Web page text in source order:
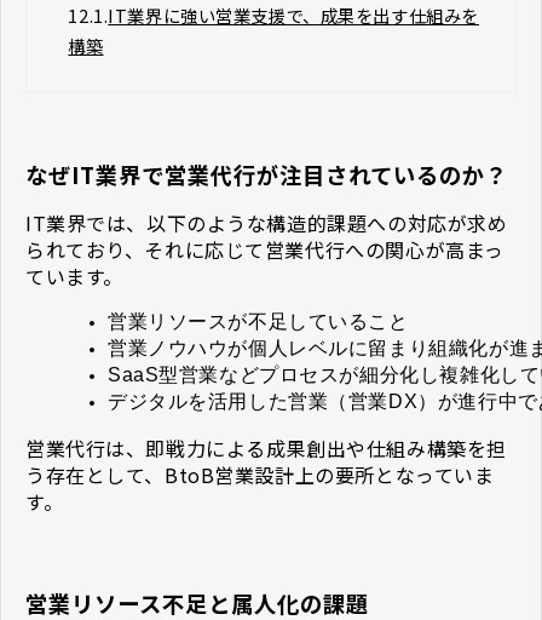
12.1.IT業界に強い営業支援で、成果を出す仕組みを
構築
なぜIT業界で営業代行が注目されているのか？
IT業界では、以下のような構造的課題への対応が求め
られており、それに応じて営業代行への関心が高まっ
ています。
営業リソースが不足していること
営業ノウハウが個人レベルに留まり組織化が進
SaaS型営業などプロセスが細分化し複雑化し
デジタルを活用した営業（営業DX）が進行中
営業代行は、即戦力による成果創出や仕組み構築を担
う存在として、BtoB営業設計上の要所となっていま
す。
営業リソース不足と属人化の課題